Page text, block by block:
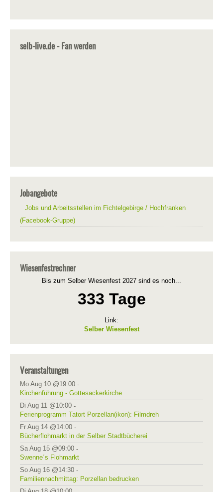
selb-live.de - Fan werden
Jobangebote
Jobs und Arbeitsstellen im Fichtelgebirge / Hochfranken
(Facebook-Gruppe)
Wiesenfestrechner
Bis zum Selber Wiesenfest 2027 sind es noch...
333 Tage
Link:
Selber Wiesenfest
Veranstaltungen
Mo Aug 10 @19:00 -
Kirchenführung - Gottesackerkirche
Di Aug 11 @10:00 -
Ferienprogramm Tatort Porzellan(ikon): Filmdreh
Fr Aug 14 @14:00 -
Bücherflohmarkt in der Selber Stadtbücherei
Sa Aug 15 @09:00 -
Swenne´s Flohmarkt
So Aug 16 @14:30 -
Familiennachmittag: Porzellan bedrucken